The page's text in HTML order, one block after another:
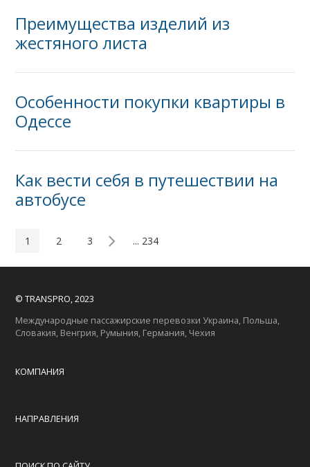
Преимущества изделий из
жестяного листа
Особенности покупки квартиры в
Одессе
Как вести себя в путешествии на
автобусе
1 2 3 ... 234
© TRANSPRO, 2023
Международные пассажирские перевозки Украина, Польша,
Словакия, Венгрия, Румыния, Германия, Чехия
КОМПАНИЯ
НАПРАВЛЕНИЯ